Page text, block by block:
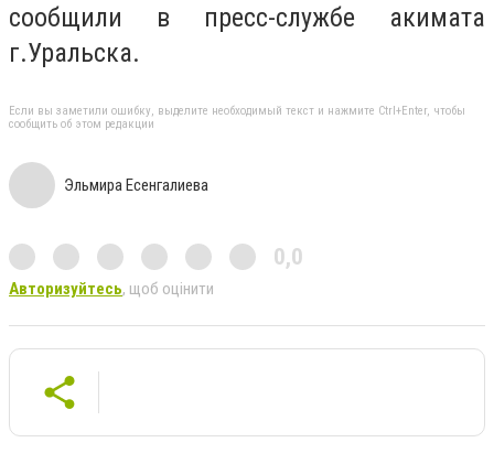
сообщили в пресс-службе акимата
г.Уральска.
Если вы заметили ошибку, выделите необходимый текст и нажмите Ctrl+Enter, чтобы
сообщить об этом редакции
Эльмира Есенгалиева
0,0
Авторизуйтесь, щоб оцінити